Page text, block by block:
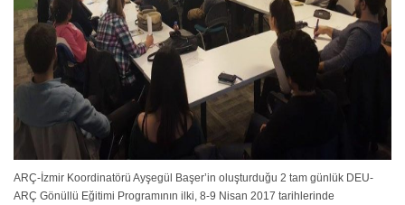
ARÇ-İzmir Koordinatörü Ayşegül Başer’in oluşturduğu 2 tam günlük DEU-
ARÇ Gönüllü Eğitimi Programının ilki, 8-9 Nisan 2017 tarihlerinde